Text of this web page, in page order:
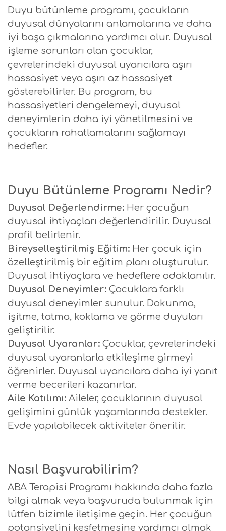
Duyu bütünleme programı, çocukların
duyusal dünyalarını anlamalarına ve daha
iyi başa çıkmalarına yardımcı olur. Duyusal
işleme sorunları olan çocuklar,
çevrelerindeki duyusal uyarıcılara aşırı
hassasiyet veya aşırı az hassasiyet
gösterebilirler. Bu program, bu
hassasiyetleri dengelemeyi, duyusal
deneyimlerin daha iyi yönetilmesini ve
çocukların rahatlamalarını sağlamayı
hedefler.
Duyu Bütünleme Programı Nedir?
Duyusal Değerlendirme: Her çocuğun
duyusal ihtiyaçları değerlendirilir. Duyusal
profil belirlenir.
Bireyselleştirilmiş Eğitim: Her çocuk için
özelleştirilmiş bir eğitim planı oluşturulur.
Duyusal ihtiyaçlara ve hedeflere odaklanılır.
Duyusal Deneyimler: Çocuklara farklı
duyusal deneyimler sunulur. Dokunma,
işitme, tatma, koklama ve görme duyuları
geliştirilir.
Duyusal Uyaranlar: Çocuklar, çevrelerindeki
duyusal uyaranlarla etkileşime girmeyi
öğrenirler. Duyusal uyarıcılara daha iyi yanıt
verme becerileri kazanırlar.
Aile Katılımı: Aileler, çocuklarının duyusal
gelişimini günlük yaşamlarında destekler.
Evde yapılabilecek aktiviteler önerilir.
Nasıl Başvurabilirim?
ABA Terapisi Programı hakkında daha fazla
bilgi almak veya başvuruda bulunmak için
lütfen bizimle iletişime geçin. Her çocuğun
potansiyelini keşfetmesine yardımcı olmak